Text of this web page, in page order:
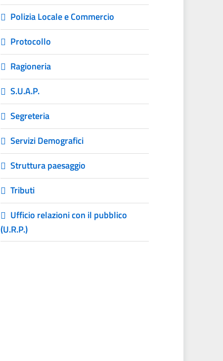
Polizia Locale e Commercio
Protocollo
Ragioneria
S.U.A.P.
Segreteria
Servizi Demografici
Struttura paesaggio
Tributi
Ufficio relazioni con il pubblico
(U.R.P.)